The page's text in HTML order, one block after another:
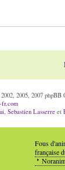
2005, 2007 phpBB
fr.com
,Sebastien Lasserre et
Fous
française